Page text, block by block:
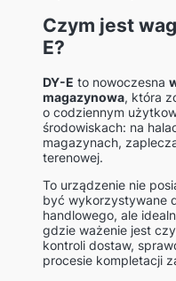
Czym jest
E?
DY-E to nowoczesna
magazynowa, która
o codziennym
środowiskach: na
magazynach,
terenowej.
To urządzenie nie
być wykorzystywane
handlowego, ale
gdzie ważenie jest
kontroli dostaw,
procesie kompletacji